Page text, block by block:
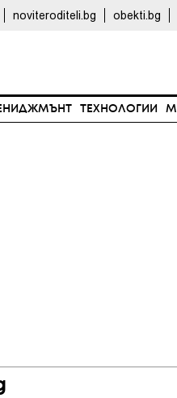
noviteroditeli.bg obekti.bg
ТЕХНОЛОГИИ